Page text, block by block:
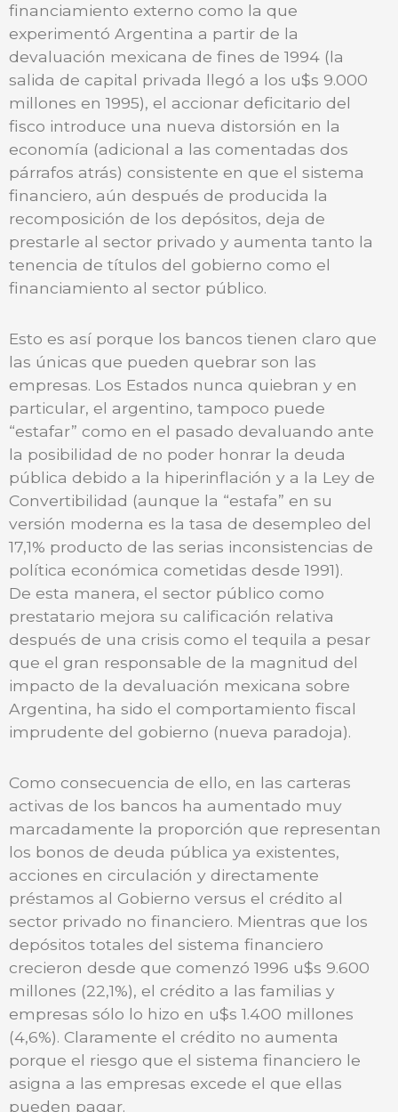
financiamiento externo como la que
experimentó Argentina a partir de la
devaluación mexicana de fines de 1994 (la
salida de capital privada llegó a los u$s 9.000
millones en 1995), el accionar deficitario del
fisco introduce una nueva distorsión en la
economía (adicional a las comentadas dos
párrafos atrás) consistente en que el sistema
financiero, aún después de producida la
recomposición de los depósitos, deja de
prestarle al sector privado y aumenta tanto la
tenencia de títulos del gobierno como el
financiamiento al sector público.
Esto es así porque los bancos tienen claro que
las únicas que pueden quebrar son las
empresas. Los Estados nunca quiebran y en
particular, el argentino, tampoco puede
“estafar” como en el pasado devaluando ante
la posibilidad de no poder honrar la deuda
pública debido a la hiperinflación y a la Ley de
Convertibilidad (aunque la “estafa” en su
versión moderna es la tasa de desempleo del
17,1% producto de las serias inconsistencias de
política económica cometidas desde 1991).
De esta manera, el sector público como
prestatario mejora su calificación relativa
después de una crisis como el tequila a pesar
que el gran responsable de la magnitud del
impacto de la devaluación mexicana sobre
Argentina, ha sido el comportamiento fiscal
imprudente del gobierno (nueva paradoja).
Como consecuencia de ello, en las carteras
activas de los bancos ha aumentado muy
marcadamente la proporción que representan
los bonos de deuda pública ya existentes,
acciones en circulación y directamente
préstamos al Gobierno versus el crédito al
sector privado no financiero. Mientras que los
depósitos totales del sistema financiero
crecieron desde que comenzó 1996 u$s 9.600
millones (22,1%), el crédito a las familias y
empresas sólo lo hizo en u$s 1.400 millones
(4,6%). Claramente el crédito no aumenta
porque el riesgo que el sistema financiero le
asigna a las empresas excede el que ellas
pueden pagar.